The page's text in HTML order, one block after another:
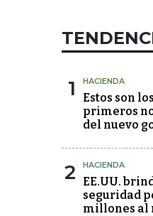
1 HACIENDA
Estos son
primeros
del nuevo
2 HACIENDA
EE.UU.
seguridad
millones al